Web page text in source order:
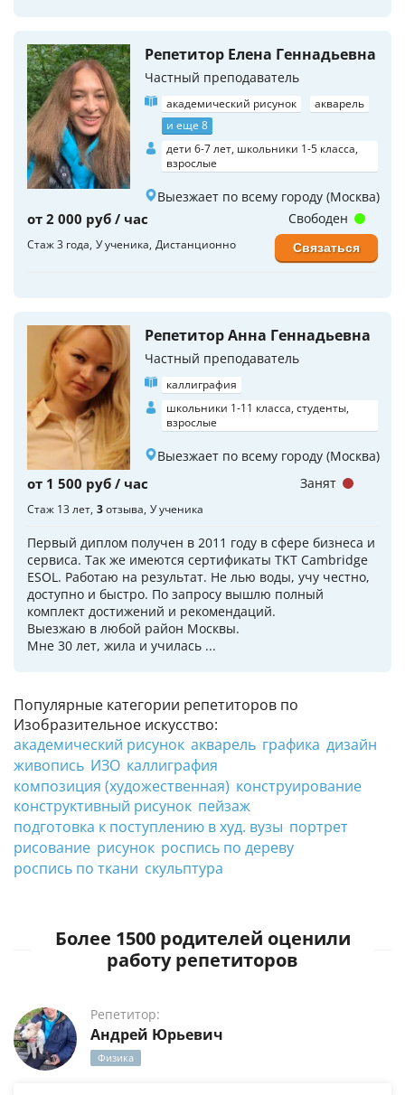
Популярные категории репетиторов по
Изобразительное искусство:
академический рисунок акварель графика дизайн
живопись ИЗО каллиграфия
композиция (художественная) конструирование
конструктивный рисунок пейзаж
подготовка к поступлению в худ. вузы портрет
рисование рисунок роспись по дереву
роспись по ткани скульптура
Репетитор Елена Геннадьевна
Частный преподаватель
академический рисунок
акварель
и еще 8
дети 6-7 лет, школьники 1-5 класса,
взрослые
Выезжает по всему городу (Москва)
от 2 000 руб / час
Стаж 3 года У ученика Дистанционно
Свободен
Связаться
Репетитор Анна Геннадьевна
Частный преподаватель
каллиграфия
школьники 1-11 класса, студенты,
взрослые
Выезжает по всему городу (Москва)
от 1 500 руб / час
Стаж 13 лет 3отзыва У ученика
Первый диплом получен в 2011 году в сфере бизнеса и
сервиса. Так же имеются сертификаты TKT Cambridge
ESOL. Работаю на результат. Не лью воды, учу честно,
доступно и быстро. По запросу вышлю полный
комплект достижений и рекомендаций.
Выезжаю в любой район Москвы.
Мне 30 лет, жила и училась ...
Занят
Более 1500 родителей оценили
работу репетиторов
Репетитор:
Андрей Юрьевич
Физика